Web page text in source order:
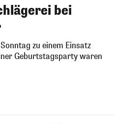
bei
zu einem Einsatz
Geburtstagsparty waren